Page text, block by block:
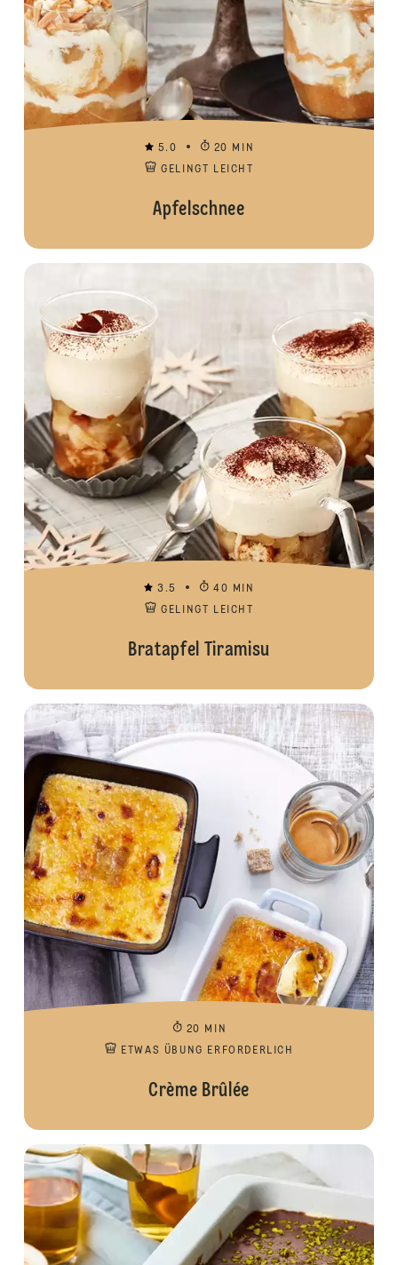
5.0
20 MIN
GELINGT LEICHT
Apfelschnee
3.5
40 MIN
GELINGT LEICHT
Bratapfel Tiramisu
20 MIN
ETWAS ÜBUNG ERFORDERLICH
Crème Brûlée